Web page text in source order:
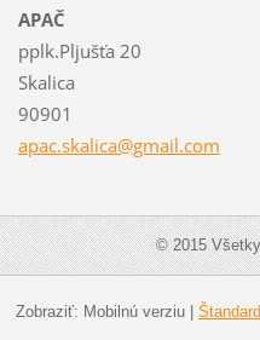
APAČ
pplk.Pljušťa 20
Skalica
90901
apac.skalica@gmail.com
© 2015
Zobraziť: Mobilnú verziu|